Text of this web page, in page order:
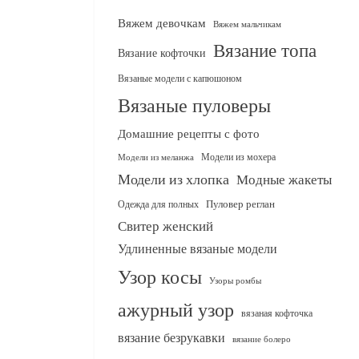
Вяжем девочкам Вяжем мальчикам
Вязание кофточки Вязание топа
Вязаные модели с капюшоном
Вязаные пуловеры
Домашние рецепты с фото
Модели из меланжа Модели из мохера
Модели из хлопка Модные жакеты
Одежда для полных Пуловер реглан
Свитер женский
Удлиненные вязаные модели
Узор косы Узоры ромбы
ажурный узор вязаная кофточка
вязание безрукавки вязание болеро